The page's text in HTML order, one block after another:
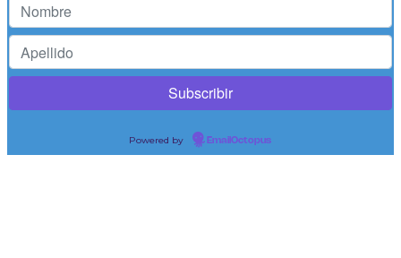
Powered by EmailOctopus